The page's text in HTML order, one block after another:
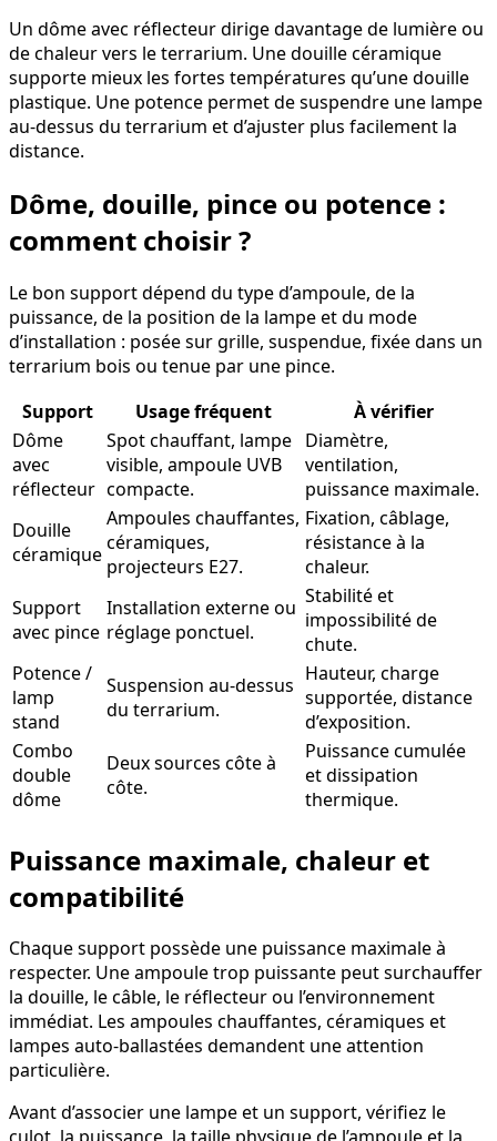
Un dôme avec réflecteur dirige davantage de lumière ou
de chaleur vers le terrarium. Une douille céramique
supporte mieux les fortes températures qu’une douille
plastique. Une potence permet de suspendre une lampe
au-dessus du terrarium et d’ajuster plus facilement la
distance.
Dôme, douille, pince ou potence :
comment choisir ?
Le bon support dépend du type d’ampoule, de la
puissance, de la position de la lampe et du mode
d’installation : posée sur grille, suspendue, fixée dans un
terrarium bois ou tenue par une pince.
Support
Usage fréquent
À vérifier
Dôme
avec
réflecteur
Spot chauffant, lampe
visible, ampoule UVB
compacte.
Diamètre,
ventilation,
puissance maximale.
Douille
céramique
Ampoules chauffantes,
céramiques,
projecteurs E27.
Fixation, câblage,
résistance à la
chaleur.
Support
avec pince
Installation externe ou
réglage ponctuel.
Stabilité et
impossibilité de
chute.
Potence /
lamp
stand
Suspension au-dessus
du terrarium.
Hauteur, charge
supportée, distance
d’exposition.
Combo
double
dôme
Deux sources côte à
côte.
Puissance cumulée
et dissipation
thermique.
Puissance maximale, chaleur et
compatibilité
Chaque support possède une puissance maximale à
respecter. Une ampoule trop puissante peut surchauffer
la douille, le câble, le réflecteur ou l’environnement
immédiat. Les ampoules chauffantes, céramiques et
lampes auto-ballastées demandent une attention
particulière.
Avant d’associer une lampe et un support, vérifiez le